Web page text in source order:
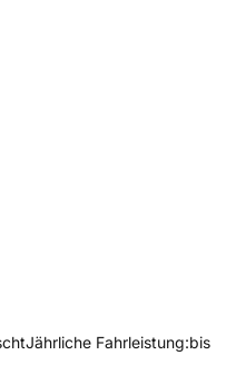
Jährliche Fahrleistung:bis